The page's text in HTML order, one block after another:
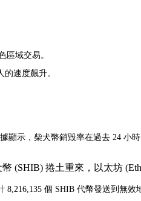
區域交易。
速度飆升。
示，柴犬幣銷毀率在過去 24 小時
(SHIB) 捲土重來，以太坊
個 SHIB 代幣發送到無效